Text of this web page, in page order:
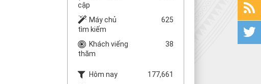
cập
Máy chủ
tìm kiếm
625
Khách viếng
thăm
38
Hôm nay
177,661